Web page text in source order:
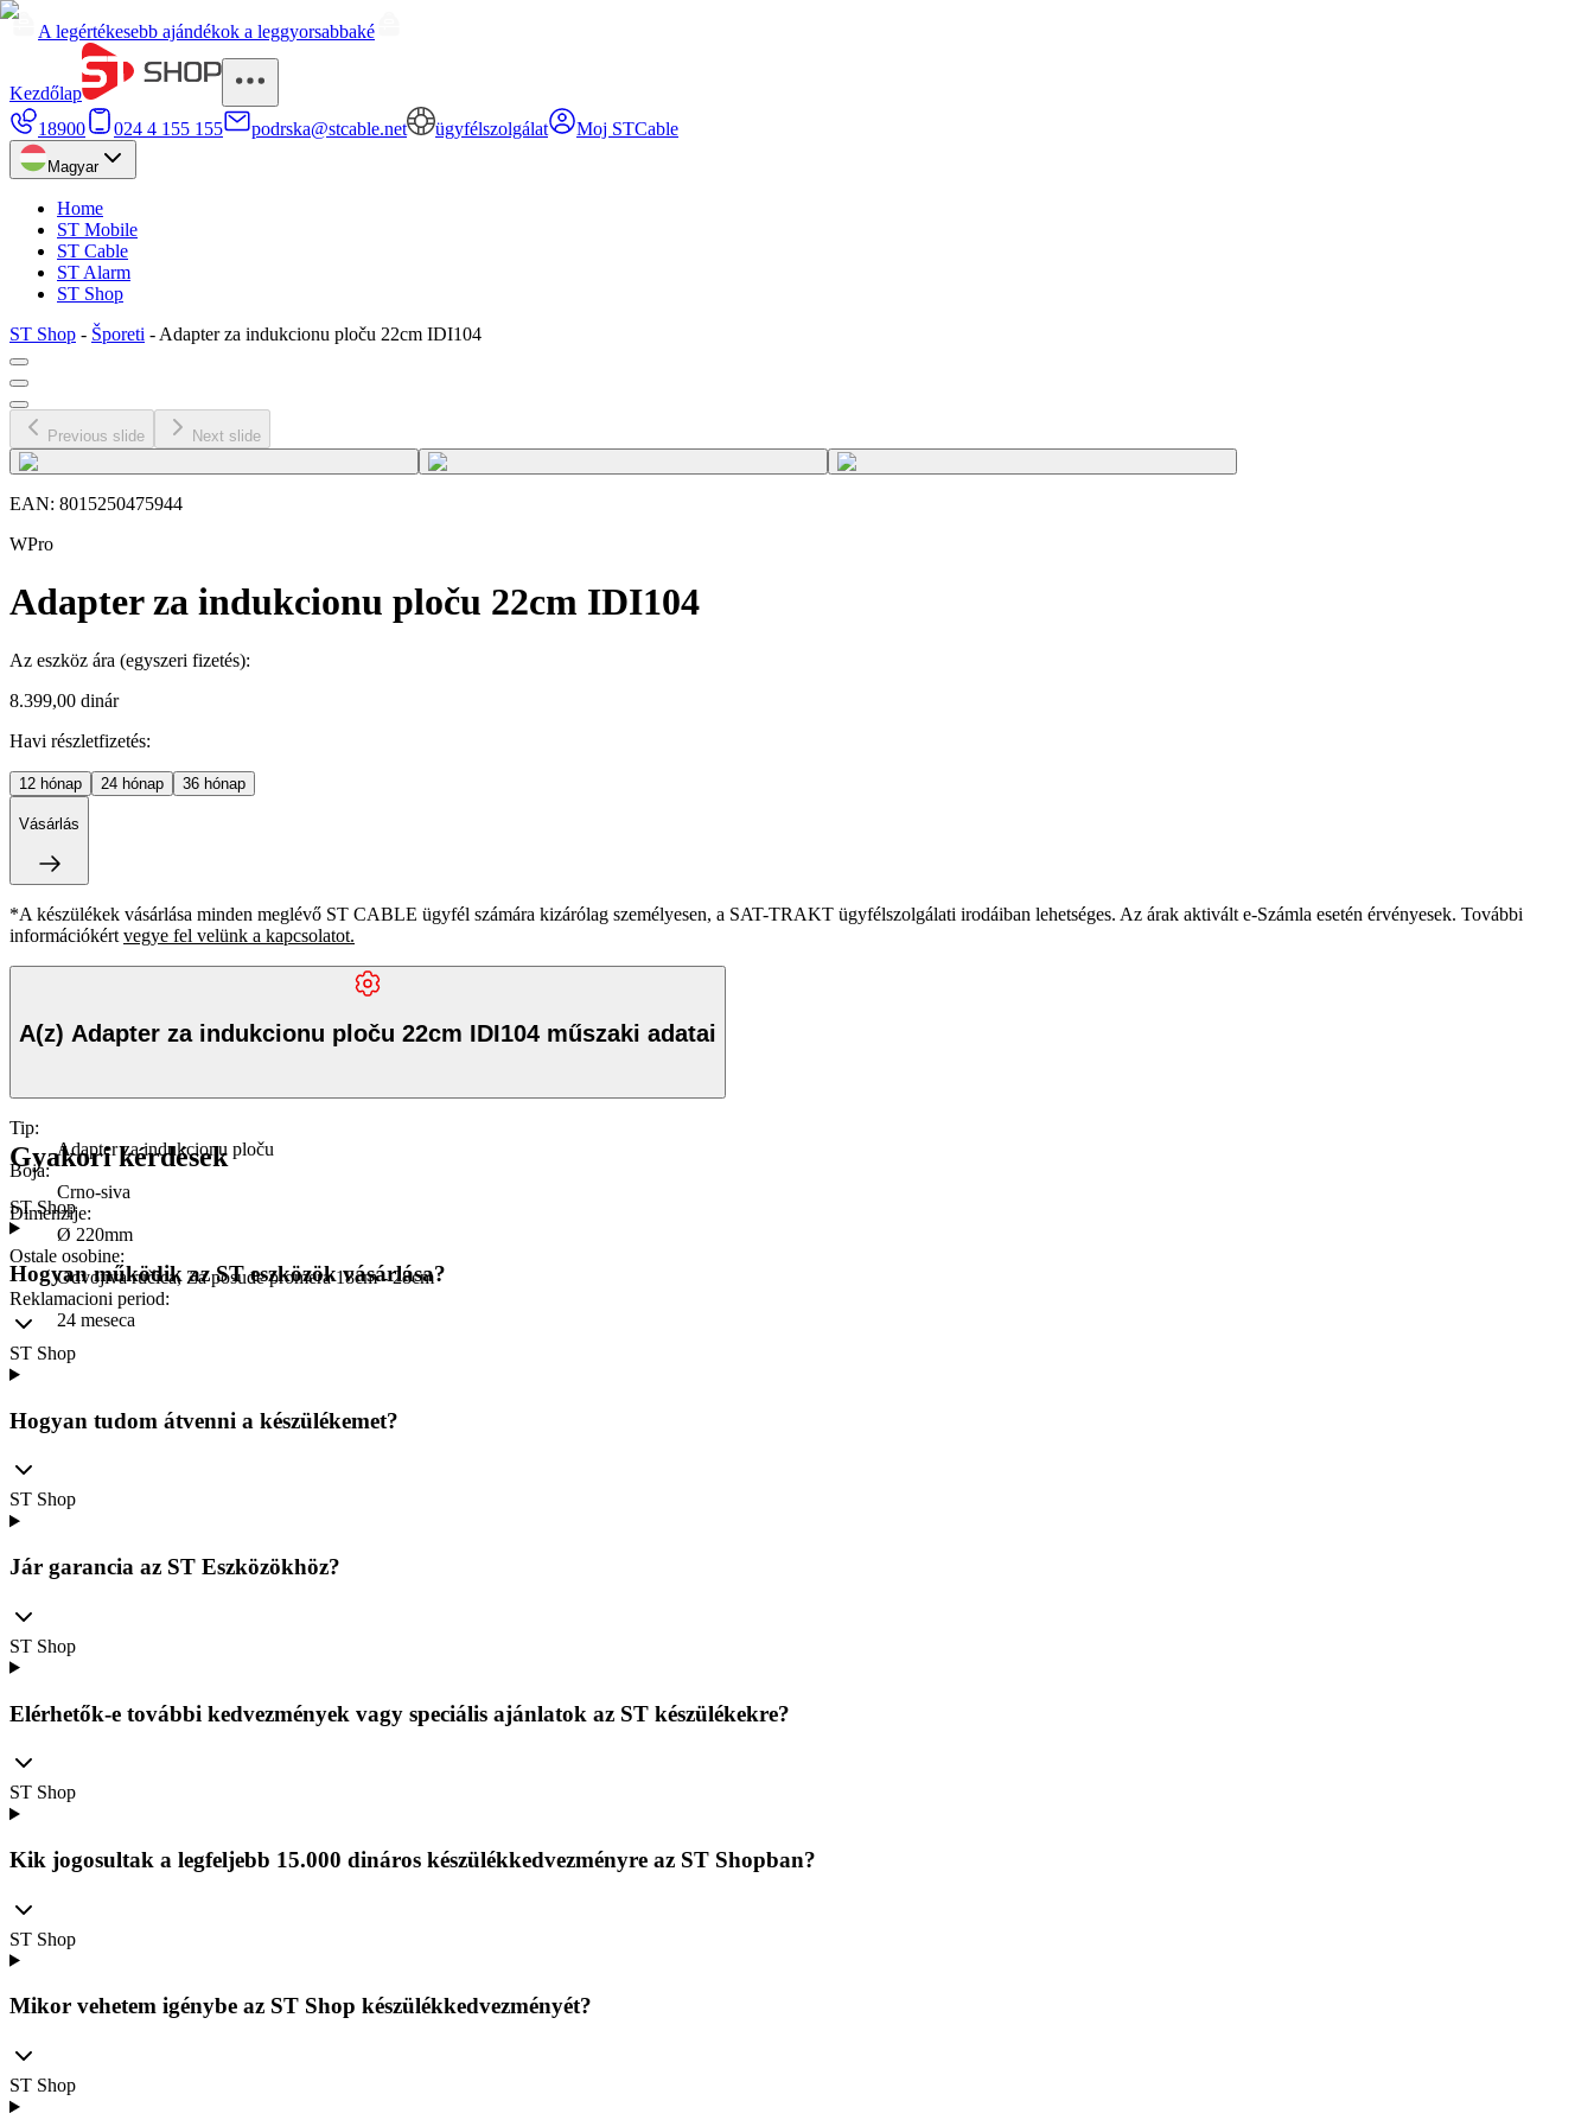
A legértékesebb ajándékok a leggyorsabbaké
Kezdőlap
18900
024 4 155 155 podrska@stcable.net ügyfélszolgálat Moj STCable
Magyar
Home
ST Mobile
ST Cable
ST Alarm
ST Shop
ST Shop - Šporeti - Adapter za indukcionu ploču 22cm IDI104
Previous slide Next slide
EAN: 8015250475944
WPro
Adapter za indukcionu ploču 22cm IDI104
Az eszköz ára (egyszeri fizetés):
8.399,00 dinár
Havi részletfizetés:
12 hónap 24 hónap 36 hónap
Vásárlás
*A készülékek vásárlása minden meglévő ST CABLE ügyfél számára kizárólag személyesen, a SAT-TRAKT ügyfélszolgálati irodáiban lehetséges. Az árak aktivált e-Számla esetén érvényesek. További
információkért vegye fel velünk a kapcsolatot.
A(z) Adapter za indukcionu ploču 22cm IDI104 műszaki adatai
Tip:
Adapter za indukcionu ploču
Boja:
Crno-siva
Dimenzije:
Ø 220mm
Ostale osobine:
Odvojiva ručica, Za posuđe promera 18cm - 28cm
Reklamacioni period:
24 meseca
Gyakori kérdések
ST Shop
Hogyan működik az ST eszközök vásárlása?
ST Shop
Hogyan tudom átvenni a készülékemet?
ST Shop
Jár garancia az ST Eszközökhöz?
ST Shop
Elérhetők-e további kedvezmények vagy speciális ajánlatok az ST készülékekre?
ST Shop
Kik jogosultak a legfeljebb 15.000 dináros készülékkedvezményre az ST Shopban?
ST Shop
Mikor vehetem igénybe az ST Shop készülékkedvezményét?
ST Shop